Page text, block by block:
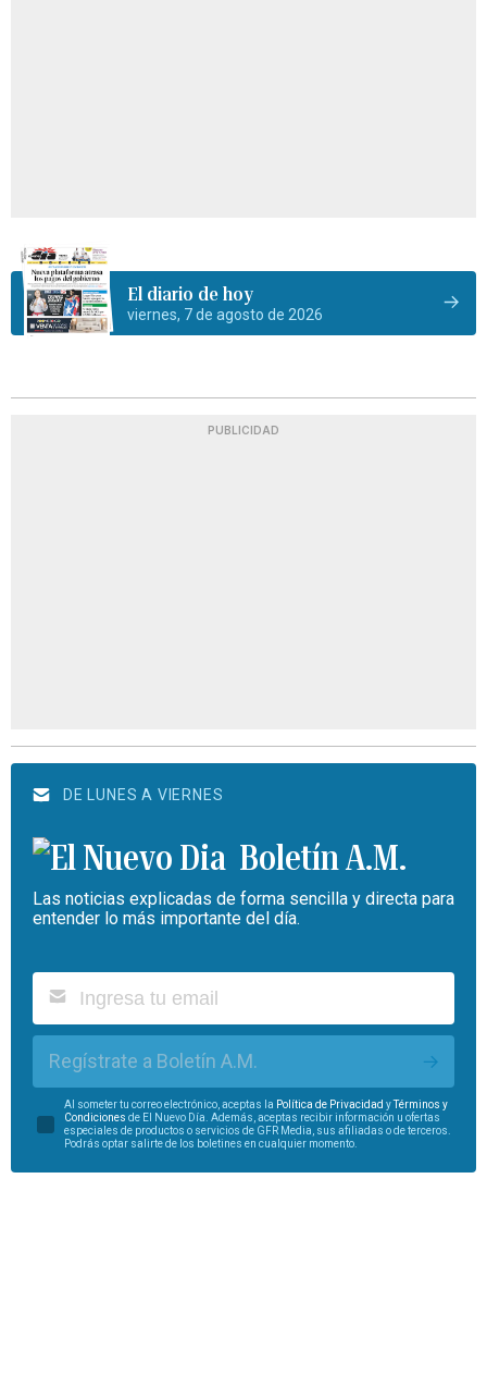
El diario de hoy
viernes, 7 de agosto de 2026
PUBLICIDAD
DE LUNES A VIERNES
Boletín A.M.
Las noticias explicadas de forma sencilla y directa para
entender lo más importante del día.
Regístrate a Boletín A.M.
Al someter tu correo electrónico, aceptas la Política de Privacidad yTérminos y
Condiciones de El Nuevo Día. Además, aceptas recibir información u ofertas
especiales de productos o servicios de GFR Media, sus afiliadas o de terceros.
Podrás optar salirte de los boletines en cualquier momento.